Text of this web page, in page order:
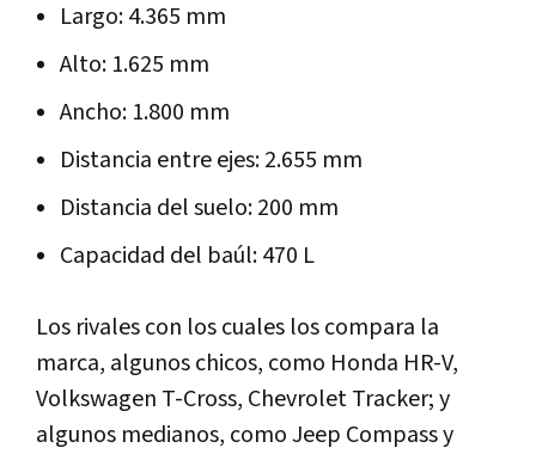
Largo: 4.365 mm
Alto: 1.625 mm
Ancho: 1.800 mm
Distancia entre ejes: 2.655 mm
Distancia del suelo: 200 mm
Capacidad del baúl: 470 L
Los rivales con los cuales los compara la
marca, algunos chicos, como Honda HR-V,
Volkswagen T-Cross, Chevrolet Tracker; y
algunos medianos, como Jeep Compass y